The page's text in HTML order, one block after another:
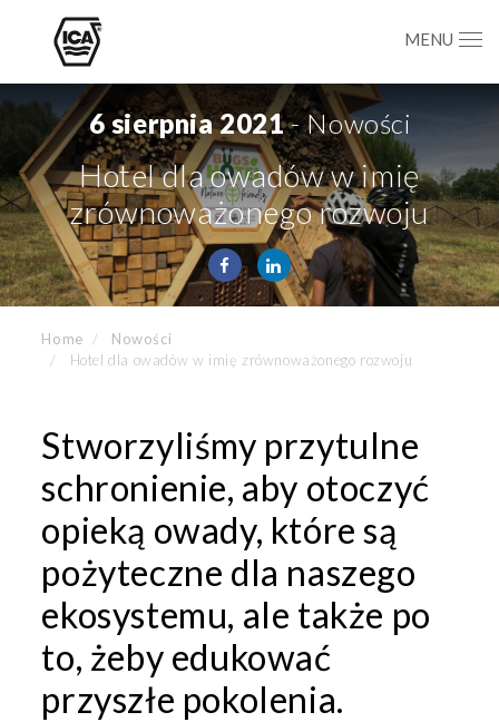
MENU
6 sierpnia 2021- Nowości
Hotel dla owadów w imię
zrównoważonego rozwoju
Home
Nowości
Hotel dla owadów w imię zrównoważonego rozwoju
Stworzyliśmy przytulne
schronienie, aby otoczyć
opieką owady, które są
pożyteczne dla naszego
ekosystemu, ale także po
to, żeby edukować
przyszłe pokolenia.